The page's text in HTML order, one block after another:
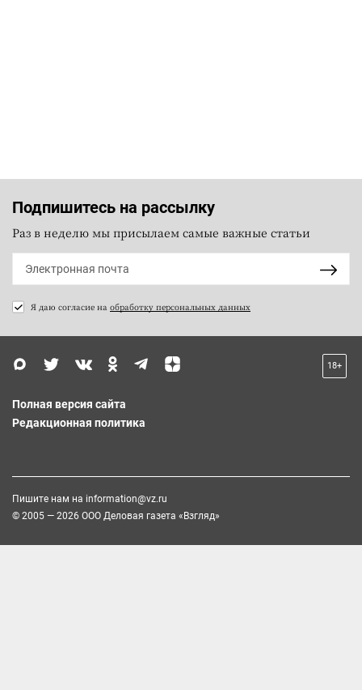
Подпишитесь на рассылку
Раз в неделю мы присылаем самые важные статьи
Я даю согласие на обработку персональных данных
18+
Полная версия сайта
Редакционная политика
Пишите нам на information@vz.ru
© 2005 — 2026 ООО Деловая газета «Взгляд»